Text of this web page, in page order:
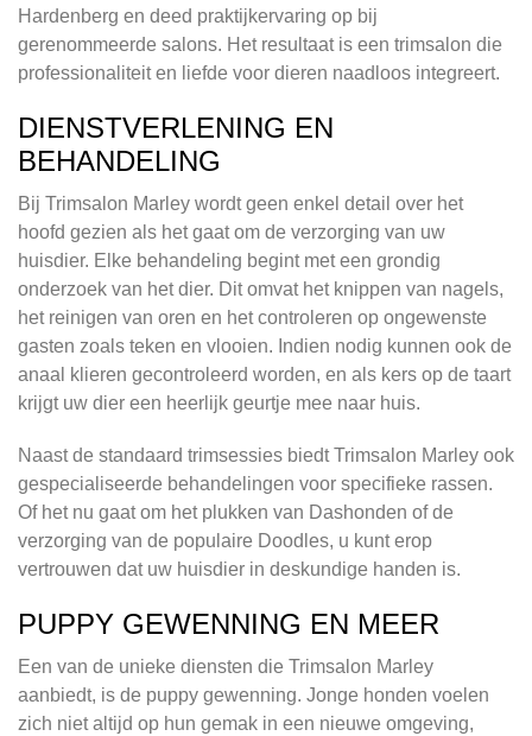
Hardenberg en deed praktijkervaring op bij
gerenommeerde salons. Het resultaat is een trimsalon die
professionaliteit en liefde voor dieren naadloos integreert.
DIENSTVERLENING EN
BEHANDELING
Bij Trimsalon Marley wordt geen enkel detail over het
hoofd gezien als het gaat om de verzorging van uw
huisdier. Elke behandeling begint met een grondig
onderzoek van het dier. Dit omvat het knippen van nagels,
het reinigen van oren en het controleren op ongewenste
gasten zoals teken en vlooien. Indien nodig kunnen ook de
anaal klieren gecontroleerd worden, en als kers op de taart
krijgt uw dier een heerlijk geurtje mee naar huis.
Naast de standaard trimsessies biedt Trimsalon Marley ook
gespecialiseerde behandelingen voor specifieke rassen.
Of het nu gaat om het plukken van Dashonden of de
verzorging van de populaire Doodles, u kunt erop
vertrouwen dat uw huisdier in deskundige handen is.
PUPPY GEWENNING EN MEER
Een van de unieke diensten die Trimsalon Marley
aanbiedt, is de puppy gewenning. Jonge honden voelen
zich niet altijd op hun gemak in een nieuwe omgeving,